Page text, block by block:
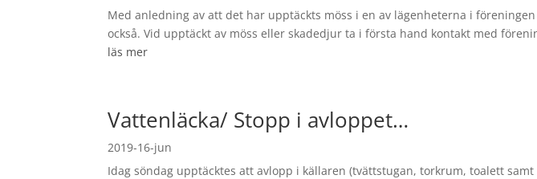
Med anledning av att det har upptäckts möss i en av lägenheterna i
också. Vid upptäckt av möss eller skadedjur ta i första hand kontakt med
läs mer
Vattenläcka/ Stopp i avloppet…
2019-16-jun
Idag söndag upptäcktes att avlopp i källaren (tvättstugan, torkrum, toalett